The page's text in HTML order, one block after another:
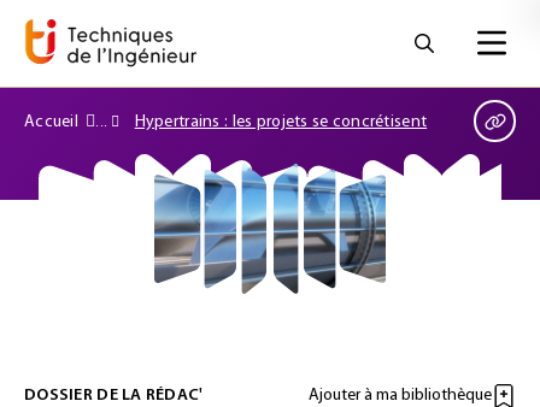
Accueil Hypertrains : les projets se concrétisent
DOSSIER DE LA RÉDAC' Ajouter à ma bibliothèque